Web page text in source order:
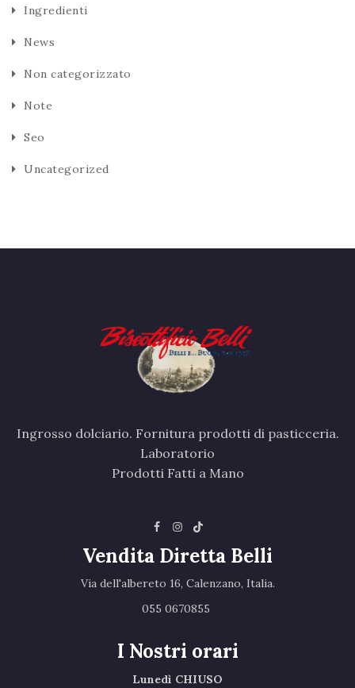
Ingredienti
News
Non categorizzato
Note
Seo
Uncategorized
Ingrosso dolciario. Fornitura prodotti di pasticceria.
Laboratorio
Prodotti Fatti a Mano
Vendita Diretta Belli
Via dell'albereto 16, Calenzano, Italia.‎
055 0670855 ‎
I Nostri orari
Lunedì CHIUSO